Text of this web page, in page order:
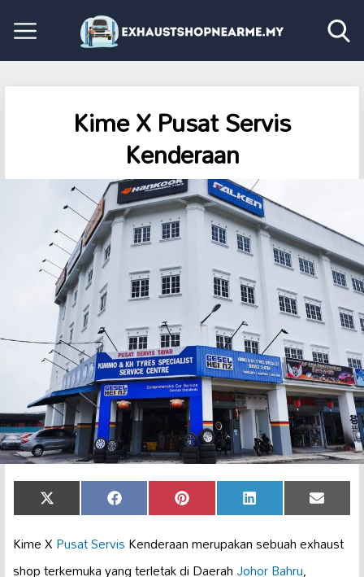
Kime X Pusat Servis
Kenderaan
Share
on
X
(Twitter)
Share
on
Facebook Share
on
Pinterest Share
on
LinkedIn Share
on
Email
Kime XPusat ServisKenderaan merupakan sebuah exhaust
shop terkemuka yang terletak di DaerahJohor Bahru,